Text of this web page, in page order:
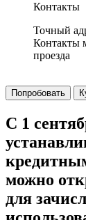
Контакты
Точный
Контакты
проезда
Попробовать
С 1
можно
для